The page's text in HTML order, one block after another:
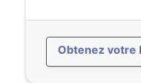
Obtenez votre